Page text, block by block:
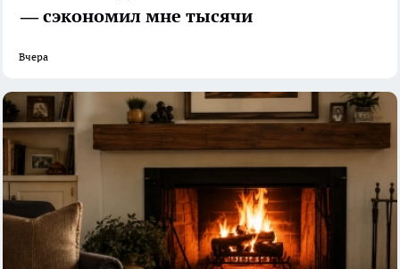
— сэкономил мне тысячи
Вчера